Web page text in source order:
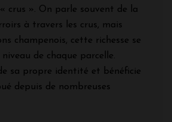
crus ». On parle souvent de la
à travers les crus, mais
champenois, cette richesse se
de chaque parcelle.
sa propre identité et bénéficie
depuis de nombreuses